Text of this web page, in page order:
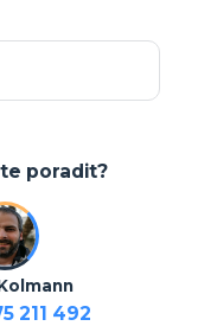
poradit?
211 492